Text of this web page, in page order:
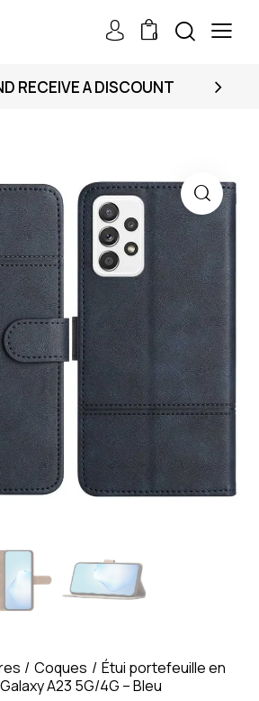
0
RECEIVE A DISCOUNT
Coques
Étui portefeuille en
A23 5G/4G – Bleu